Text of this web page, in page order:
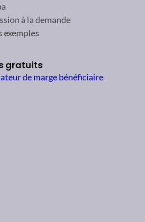
à la demande
exemples
gratuits
de marge bénéficiaire